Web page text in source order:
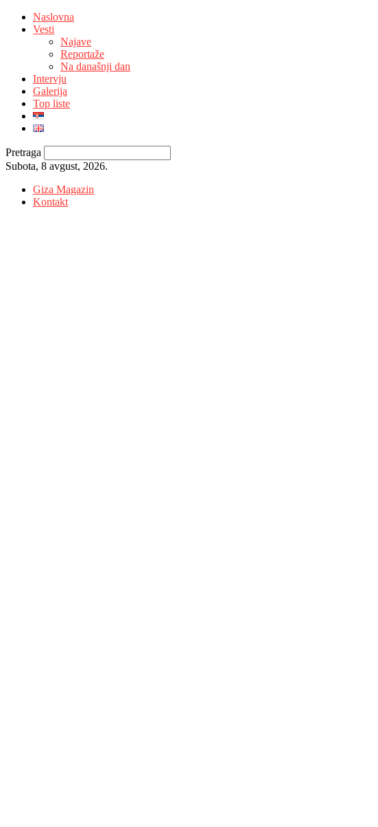
Naslovna
Vesti
Najave
Reportaže
Na današnji dan
Intervju
Galerija
Top liste
Pretraga
Subota, 8 avgust, 2026.
Giza Magazin
Kontakt